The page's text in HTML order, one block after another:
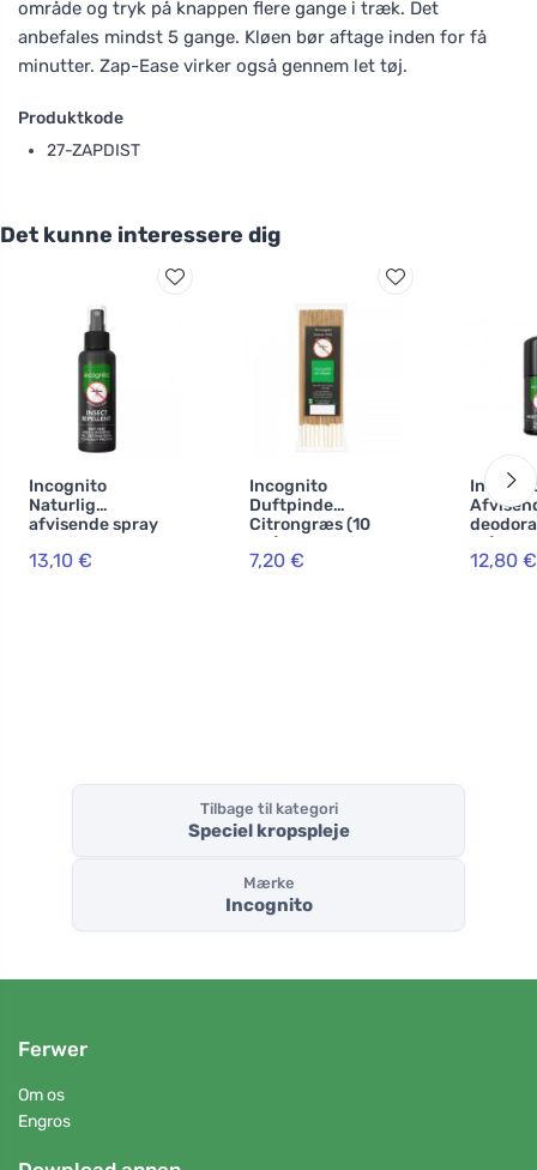
område og tryk på knappen flere gange i træk. Det
anbefales mindst 5 gange. Kløen bør aftage inden for få
minutter. Zap-Ease virker også gennem let tøj.
Produktkode
27-ZAPDIST
Det kunne interessere dig
Incognito
Naturlig
afvisende spray
beskyttelse mod
13,10 €
Incognito
Duftpinde
Citrongræs (10
stk) - lugter ikke
til besværlige
7,20 €
ml) -
12,80 €
Tilbage til kategori
Speciel kropspleje
Mærke
Incognito
Ferwer
Om os
Engros